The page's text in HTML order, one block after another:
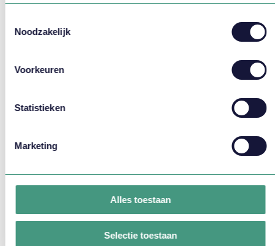
Noodzakelijk
Voorkeuren
Statistieken
Marketing
Alles toestaan
Selectie toestaan
Kwaliteit